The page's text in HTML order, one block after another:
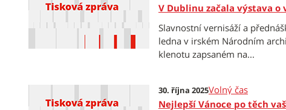
V Dublinu začala výstava o
Slavnostní vernisáží a
ledna v irském Národním
klenotu zapsaném na...
30. října 2025Volný čas
Nejlepší Vánoce po těch